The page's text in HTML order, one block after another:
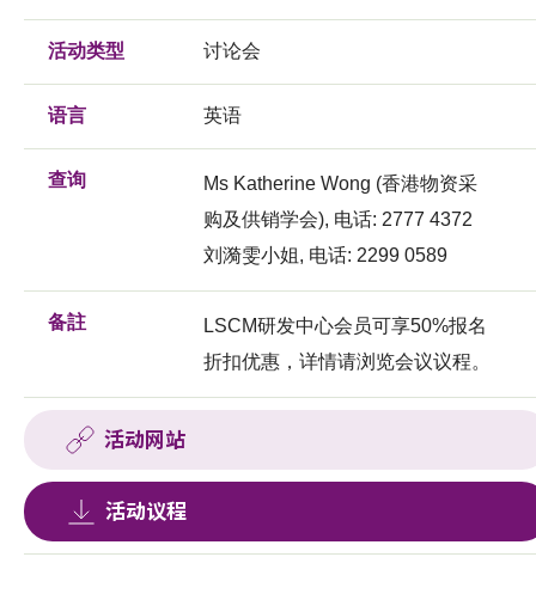
活动类型 讨论会
语言 英语
查询
Ms Katherine Wong (香港物资采
购及供销学会), 电话: 2777 4372
刘漪雯小姐, 电话: 2299 0589
备註
LSCM研发中心会员可享50%报名
折扣优惠，详情请浏览会议议程。
活动网站
活动议程